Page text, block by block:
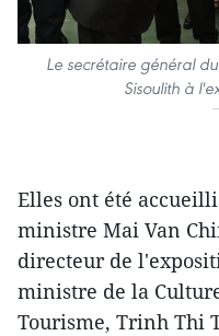
Le secrétaire général
Sisoulith à
Elles ont été
ministre Mai Van
directeur de
ministre de la
Tourisme, Trinh Thi